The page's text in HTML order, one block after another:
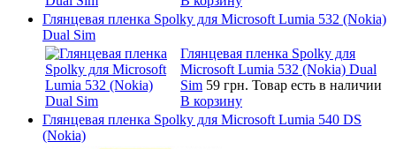
Глянцевая пленка Spolky для Microsoft Lumia 532 (Nokia)
Dual Sim
Глянцевая пленка Spolky для
Microsoft Lumia 532 (Nokia) Dual
Sim 59 грн. Товар есть в наличии
В корзину
Глянцевая пленка Spolky для Microsoft Lumia 540 DS
(Nokia)